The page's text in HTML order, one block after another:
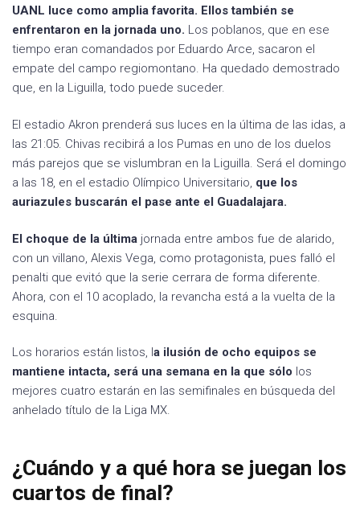
UANL luce como amplia favorita. Ellos también se
enfrentaron en la jornada uno. Los poblanos, que en ese
tiempo eran comandados por Eduardo Arce, sacaron el
empate del campo regiomontano. Ha quedado demostrado
que, en la Liguilla, todo puede suceder.
El estadio Akron prenderá sus luces en la última de las idas, a
las 21:05. Chivas recibirá a los Pumas en uno de los duelos
más parejos que se vislumbran en la Liguilla. Será el domingo
a las 18, en el estadio Olímpico Universitario, que los
auriazules buscarán el pase ante el Guadalajara.
El choque de la última jornada entre ambos fue de alarido,
con un villano, Alexis Vega, como protagonista, pues falló el
penalti que evitó que la serie cerrara de forma diferente.
Ahora, con el 10 acoplado, la revancha está a la vuelta de la
esquina.
Los horarios están listos, l a ilusión de ocho equipos se
mantiene intacta, será una semana en la que sólo los
mejores cuatro estarán en las semifinales en búsqueda del
anhelado título de la Liga MX.
¿Cuándo y a qué hora se juegan los
cuartos de final?